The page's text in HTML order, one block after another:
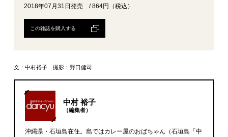
2018年07月31日発売 / 864円（税込）
この雑誌を購入する
文：中村裕子 撮影：野口健司
中村 裕子
（編集者）
沖縄県・石垣島在住。島ではカレー屋のおばちゃん（石垣島「中